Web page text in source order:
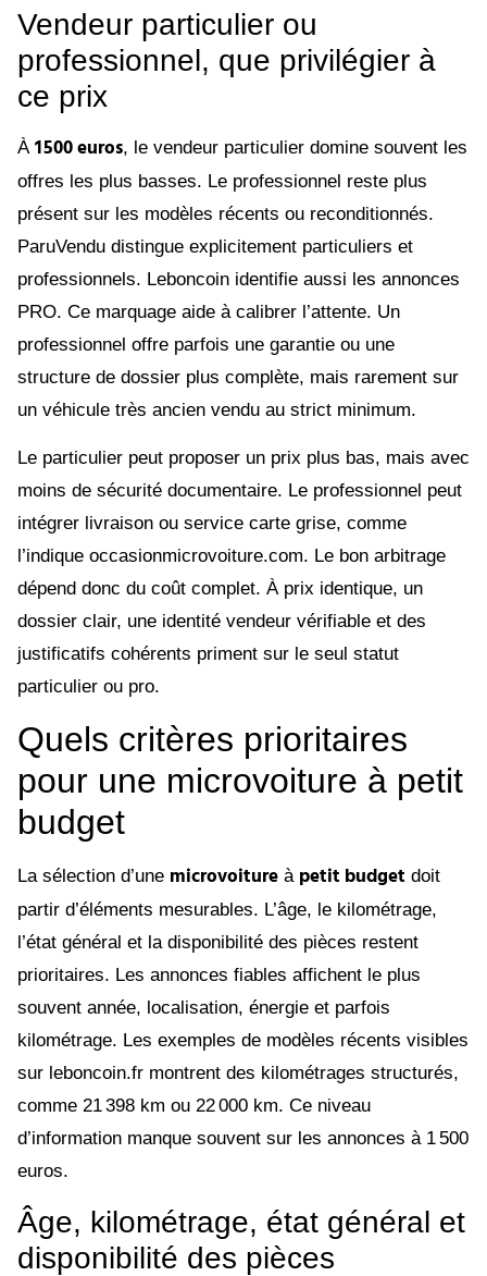
Vendeur particulier ou
professionnel, que privilégier à
ce prix
À 1 500 euros, le vendeur particulier domine souvent les
offres les plus basses. Le professionnel reste plus
présent sur les modèles récents ou reconditionnés.
ParuVendu distingue explicitement particuliers et
professionnels. Leboncoin identifie aussi les annonces
PRO. Ce marquage aide à calibrer l’attente. Un
professionnel offre parfois une garantie ou une
structure de dossier plus complète, mais rarement sur
un véhicule très ancien vendu au strict minimum.
Le particulier peut proposer un prix plus bas, mais avec
moins de sécurité documentaire. Le professionnel peut
intégrer livraison ou service carte grise, comme
l’indique occasionmicrovoiture.com. Le bon arbitrage
dépend donc du coût complet. À prix identique, un
dossier clair, une identité vendeur vérifiable et des
justificatifs cohérents priment sur le seul statut
particulier ou pro.
Quels critères prioritaires
pour une microvoiture à petit
budget
La sélection d’une microvoiture à petit budget doit
partir d’éléments mesurables. L’âge, le kilométrage,
l’état général et la disponibilité des pièces restent
prioritaires. Les annonces fiables affichent le plus
souvent année, localisation, énergie et parfois
kilométrage. Les exemples de modèles récents visibles
sur leboncoin.fr montrent des kilométrages structurés,
comme 21 398 km ou 22 000 km. Ce niveau
d’information manque souvent sur les annonces à 1 500
euros.
Âge, kilométrage, état général et
disponibilité des pièces